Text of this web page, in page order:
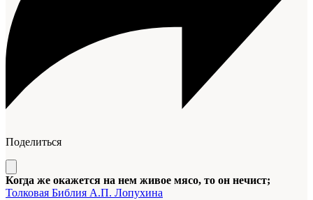
Поделиться
Когда же окажется на нем живое мясо, то он нечист;
Толковая Библия А.П. Лопухина